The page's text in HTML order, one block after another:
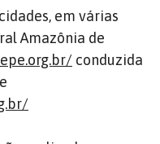
em várias
Amazônia de
org.br/ conduzida